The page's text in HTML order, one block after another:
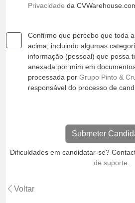
Privacidade da
Confirmo que percebo que toda
acima, incluindo algumas
informação (pessoal) que possa
anexada por mim em
processada por Grupo Pinto &
responsável do processo de
Dificuldades em candidatar-se?
de suporte.
Voltar